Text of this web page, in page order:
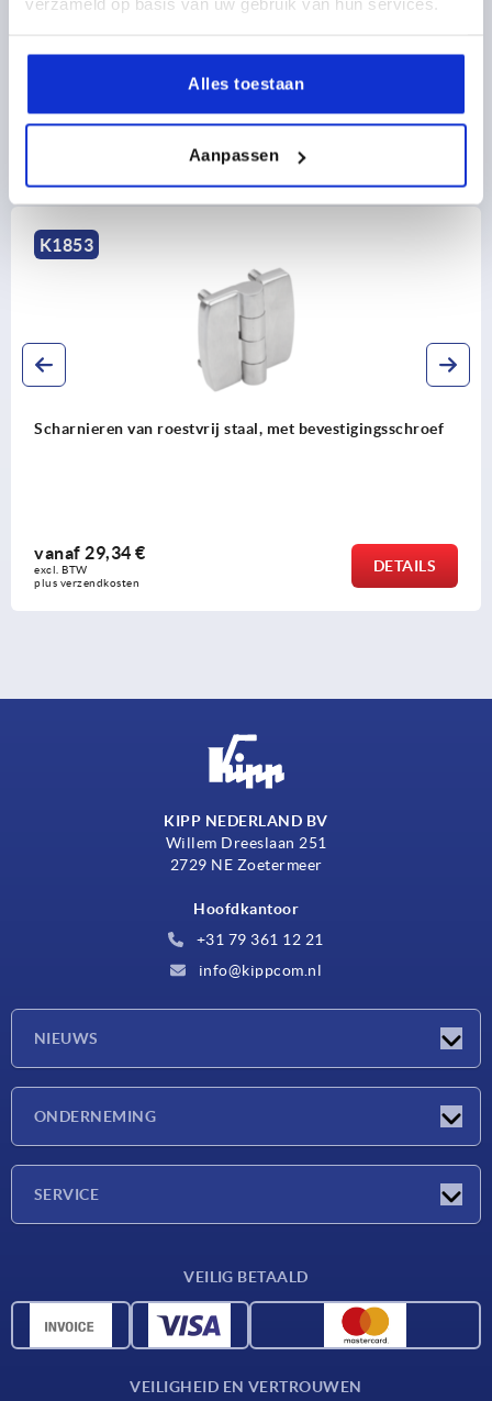
Alles toestaan
Aanpassen
Ontdek ons productassortiment
K1853
Scharnieren van roestvrij staal, met bevestigingsschroef
vanaf 29,34 €
excl. BTW
plus verzendkosten
DETAILS
KIPP NEDERLAND BV
Willem Dreeslaan 251
2729 NE Zoetermeer
Hoofdkantoor
+31 79 361 12 21
info@kippcom.nl
NIEUWS
ONDERNEMING
SERVICE
CAD-gegevens
VEILIG BETAALD
VEILIGHEID EN VERTROUWEN